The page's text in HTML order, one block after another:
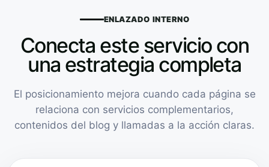
ENLAZADO INTERNO
Conecta este servicio con
una estrategia completa
El posicionamiento mejora cuando cada página se
relaciona con servicios complementarios,
contenidos del blog y llamadas a la acción claras.